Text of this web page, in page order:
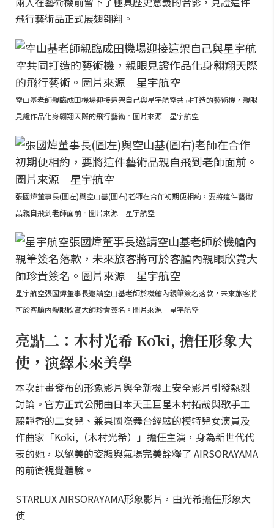
飛行藝術品正式展翅翱翔。
空山基老師親臨成田機場迎接這架自己與星宇航空共同打造的藝術機，親眼
見證作品化身翱翔天際的飛行藝術。圖片來源｜星宇航空
張國煒董事長(圖左)與空山基(圖右)老師在合作初期便相約，要將這件藝術
品親自飛到老師面前。圖片來源｜星宇航空
星宇航空張國煒董事長邀請空山基老師於機艙內親筆簽名落款，未來旅客將
可於客艙內親眼欣賞大師珍貴簽名。圖片來源｜星宇航空
亮點二：木村光希 Kōki, 擔任形象大
使，演繹未來美學
本次計畫發布的形象影片與全新機上安全影片引發熱烈
討論。官方正式公開由日本天王巨星木村拓哉與歌手工
藤靜香的二女兒、兼具國際舞台經驗的模特兒女演員及
作曲家「Kōki,（木村光希）」擔任主演，身為新世代代
表的她，以絕美的姿態與氣場完美詮釋了 AIRSORAYAMA
的前衛視覺體驗。
STARLUX AIRSORAYAMA形象影片，由光希擔任形象大
使